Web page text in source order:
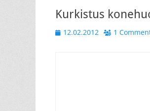
Kurkistus
Posted
12.02.2012 1